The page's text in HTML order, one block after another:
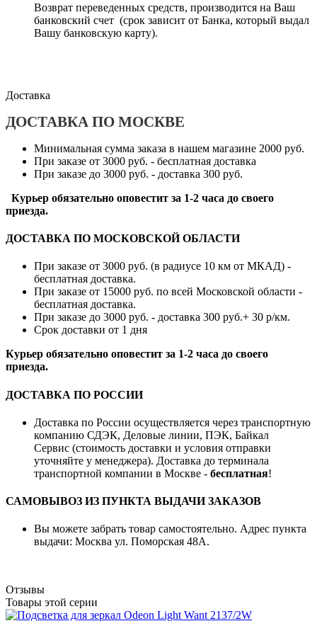
Возврат переведенных средств, производится на Ваш
банковский счет (срок зависит от Банка, который выдал
Вашу банковскую карту).
Доставка
ДОСТАВКА ПО МОСКВЕ
Минимальная сумма заказа в нашем магазине 2000 руб.
При заказе от 3000 руб. - бесплатная доставка
При заказе до 3000 руб. - доставка 300 руб.
Курьер обязательно оповестит за 1-2 часа до своего
приезда.
ДОСТАВКА ПО МОСКОВСКОЙ ОБЛАСТИ
При заказе от 3000 руб. (в радиусе 10 км от МКАД) -
бесплатная доставка.
При заказе от 15000 руб. по всей Московской области -
бесплатная доставка.
При заказе до 3000 руб. - доставка 300 руб.+ 30 р/км.
Срок доставки от 1 дня
Курьер обязательно оповестит за 1-2 часа до своего
приезда.
ДОСТАВКА ПО РОССИИ
Доставка по России осуществляется через транспортную
компанию СДЭК, Деловые линии, ПЭК, Байкал
Сервис (стоимость доставки и условия отправки
уточняйте у менеджера). Доставка до терминала
транспортной компании в Москве - бесплатная!
САМОВЫВОЗ ИЗ ПУНКТА ВЫДАЧИ ЗАКАЗОВ
Вы можете забрать товар самостоятельно. Адрес пункта
выдачи: Москва ул. Поморская 48А.
Отзывы
Товары этой серии